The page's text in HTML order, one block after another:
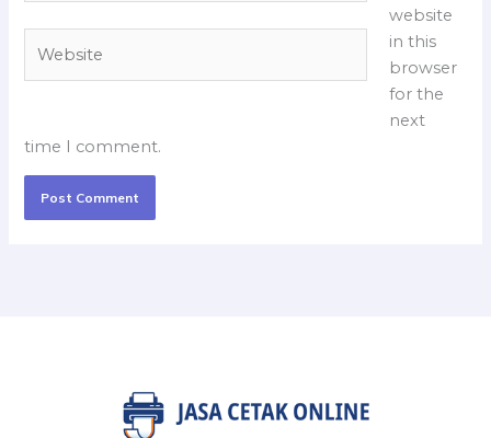
website
in this
browser
for the
next
time I comment.